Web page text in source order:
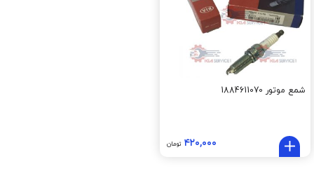
شمع موتور 1884611070
۴۲۰,۰۰۰ تومان